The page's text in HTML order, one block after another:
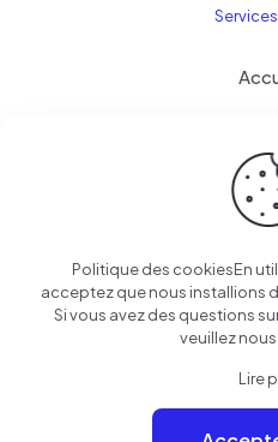
Informations
© 2025 Boutique du permis
réservés
Politique des cookiesEn
acceptez que nous installions
Si vous avez des questions
veuillez
Lire